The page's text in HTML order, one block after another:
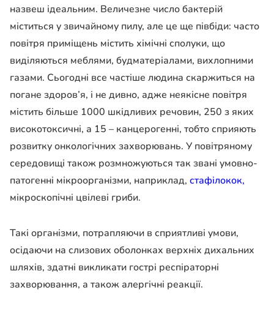
назвеш ідеальним. Величезне число бактерій
міститься у звичайному пилу, але це ще півбіди: часто
повітря приміщень містить хімічні сполуки, що
виділяються меблями, будматеріалами, вихлопними
газами. Сьогодні все частіше людина скаржиться на
погане здоров’я, і ​​не дивно, адже неякісне повітря
містить більше 1000 шкідливих речовин, 250 з яких
високотоксичні, а 15 – канцерогенні, тобто сприяють
розвитку онкологічних захворювань. У повітряному
середовищі також розмножуються так звані умовно-
патогенні мікроорганізми, наприклад, стафілокок,
мікроскопічні цвілеві гриби.
Такі організми, потрапляючи в сприятливі умови,
осідаючи на слизових оболонках верхніх дихальних
шляхів, здатні викликати гострі респіраторні
захворювання, а також алергічні реакції.